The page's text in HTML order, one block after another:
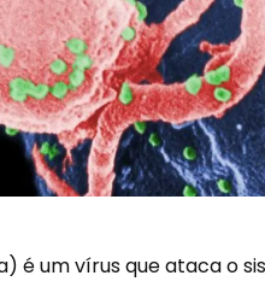
é um vírus que ataca o